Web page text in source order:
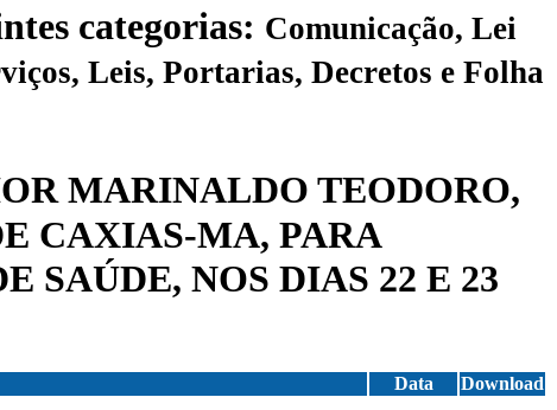
categorias: Comunicação, Lei
Leis, Portarias, Decretos e Folha
MARINALDO TEODORO,
CAXIAS-MA, PARA
SAÚDE, NOS DIAS 22 E 23
Data
Download